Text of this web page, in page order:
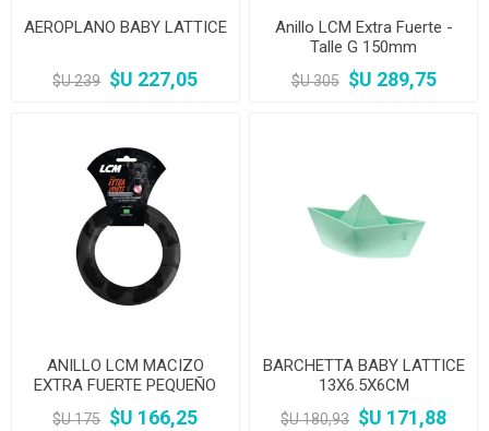
AEROPLANO BABY LATTICE
$U 239 $U 227,05
Anillo LCM Extra Fuerte -
Talle G 150mm
$U 305 $U 289,75
ANILLO LCM MACIZO
EXTRA FUERTE PEQUEÑO
90MM
$U 175 $U 166,25
BARCHETTA BABY LATTICE
13X6.5X6CM
$U 180,93 $U 171,88